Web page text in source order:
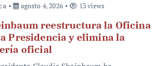
agosto 4, 2026 13 views
reestructura la Oficina
Presidencia y elimina la
oficial